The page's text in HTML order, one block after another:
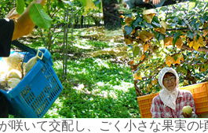
咲いて交配し、ごく小さな果実